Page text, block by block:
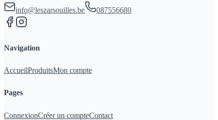
info@leszarsouilles.be 087556680
Navigation
AccueilProduitsMon compte
Pages
ConnexionCréer un compteContact